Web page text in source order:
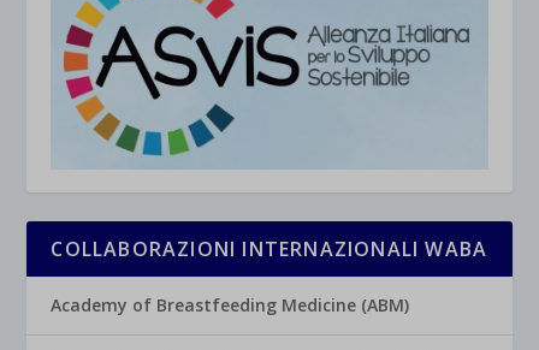
COLLABORAZIONI INTERNAZIONALI WABA
Academy of Breastfeeding Medicine (ABM)